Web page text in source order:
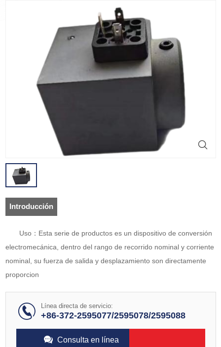
Introducción
Uso：Esta serie de productos es un dispositivo de conversión
electromecánica, dentro del rango de recorrido nominal y corriente
nominal, su fuerza de salida y desplazamiento son directamente
proporcion
Línea directa de servicio:
+86-372-2595077/2595078/2595088
Consulta en línea